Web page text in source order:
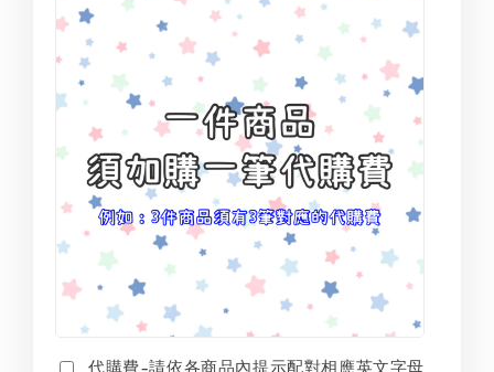
代購費-請依各商品內提示配對相應英文字母